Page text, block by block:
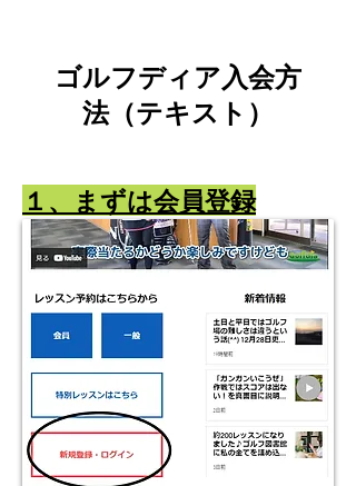
ゴルフディア入会方
法（テキスト）
１、まずは会員登録